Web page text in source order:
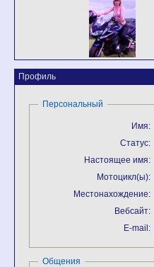
Профиль
Персональный
Имя:
Статус:
Настоящее имя:
Мотоцикл(ы):
Местонахождение:
Вебсайт:
E-mail:
Общения